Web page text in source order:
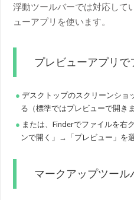
浮動ツールバーでは対応して
ューアプリを使います。
プレビューアプリで
デスクトップのスクリーンショ
る（標準ではプレビューで開きま
または、Finderでファイルを右
ンで開く」→「プレビュー」を
マークアップツール